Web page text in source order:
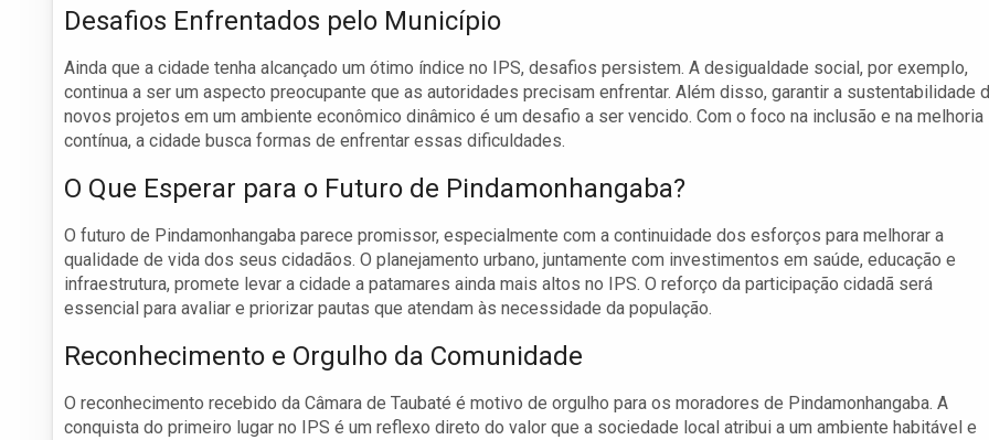
Desafios Enfrentados pelo Município
Ainda que a cidade tenha alcançado um ótimo índice no IPS, desafios persistem. A desigualdade social, por exemplo,
continua a ser um aspecto preocupante que as autoridades precisam enfrentar. Além disso, garantir a sustentabilidade
novos projetos em um ambiente econômico dinâmico é um desafio a ser vencido. Com o foco na inclusão e na melhoria
contínua, a cidade busca formas de enfrentar essas dificuldades.
O Que Esperar para o Futuro de Pindamonhangaba?
O futuro de Pindamonhangaba parece promissor, especialmente com a continuidade dos esforços para melhorar a
qualidade de vida dos seus cidadãos. O planejamento urbano, juntamente com investimentos em saúde, educação e
infraestrutura, promete levar a cidade a patamares ainda mais altos no IPS. O reforço da participação cidadã será
essencial para avaliar e priorizar pautas que atendam às necessidade da população.
Reconhecimento e Orgulho da Comunidade
O reconhecimento recebido da Câmara de Taubaté é motivo de orgulho para os moradores de Pindamonhangaba. A
conquista do primeiro lugar no IPS é um reflexo direto do valor que a sociedade local atribui a um ambiente habitável e